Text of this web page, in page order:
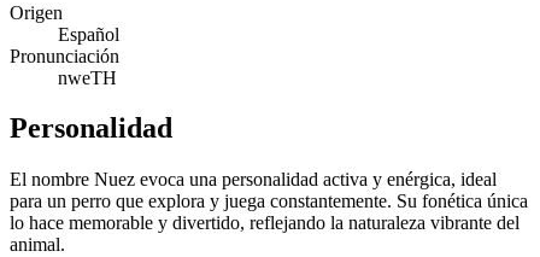
Origen
Español
Pronunciación
nweTH
Personalidad
El nombre Nuez evoca una personalidad activa y enérgica, ideal
para un perro que explora y juega constantemente. Su fonética única
lo hace memorable y divertido, reflejando la naturaleza vibrante del
animal.